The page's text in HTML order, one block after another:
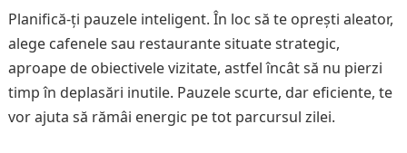
Planifică-ți pauzele inteligent. În loc să te oprești aleator,
alege cafenele sau restaurante situate strategic,
aproape de obiectivele vizitate, astfel încât să nu pierzi
timp în deplasări inutile. Pauzele scurte, dar eficiente, te
vor ajuta să rămâi energic pe tot parcursul zilei.